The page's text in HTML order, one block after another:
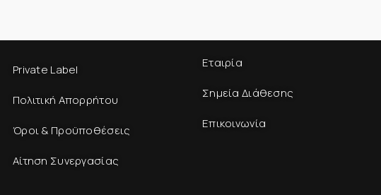
Private Label
Πολιτική Απορρήτου
Όροι & Προϋποθέσεις
Αίτηση Συνεργασίας
Εταιρία
Σημεία Διάθεσης
Επικοινωνία